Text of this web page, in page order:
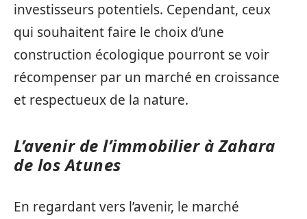
investisseurs potentiels. Cependant, ceux
qui souhaitent faire le choix d’une
construction écologique pourront se voir
récompenser par un marché en croissance
et respectueux de la nature.
L’avenir de l’immobilier à Zahara
de los Atunes
En regardant vers l’avenir, le marché